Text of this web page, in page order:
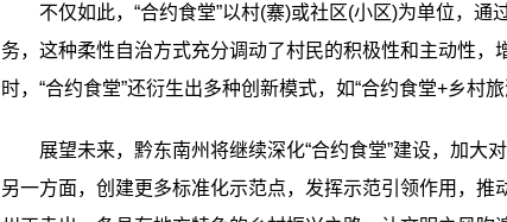
不仅如此，“合约食堂”以村(寨)或社区(小区)为单位，通
务，这种柔性自治方式充分调动了村民的积极性和主动性
时，“合约食堂”还衍生出多种创新模式，如“合约食堂+乡村
展望未来，黔东南州将继续深化“合约食堂”建设，加大对
另一方面，创建更多标准化示范点，发挥示范引领作用，推